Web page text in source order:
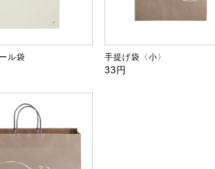
ル袋 手提げ袋〈小〉
33円